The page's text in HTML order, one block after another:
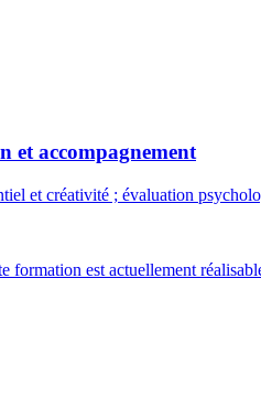
et accompagnement
et créativité ; évaluation
formation est actuellement